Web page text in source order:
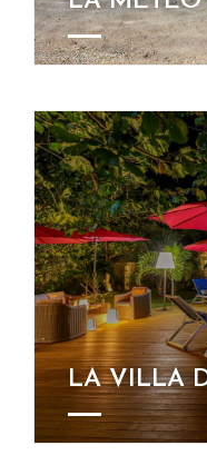
LA VILLA